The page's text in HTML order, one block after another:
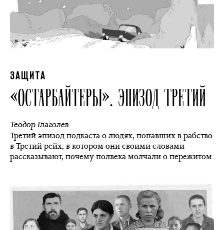
ЗАЩИТА
«ОСТАРБАЙТЕРЫ». ЭПИЗОД ТРЕТИЙ
Теодор Глаголев
Третий эпизод подкаста о людях, попавших в рабство
в Третий рейх, в котором они своими словами
рассказывают, почему полвека молчали о пережитом